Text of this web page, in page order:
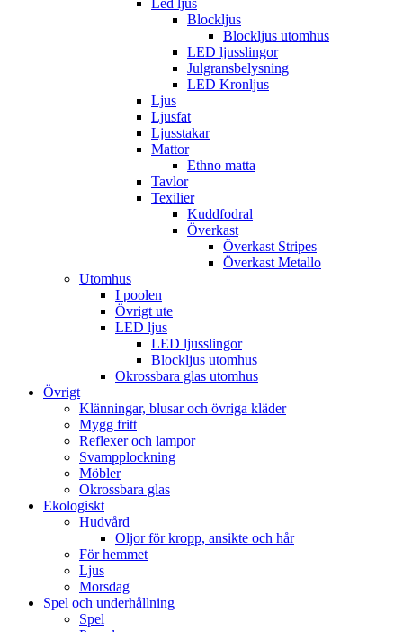
Led ljus
Blockljus
Blockljus utomhus
LED ljusslingor
Julgransbelysning
LED Kronljus
Ljus
Ljusfat
Ljusstakar
Mattor
Ethno matta
Tavlor
Texilier
Kuddfodral
Överkast
Överkast Stripes
Överkast Metallo
Utomhus
I poolen
Övrigt ute
LED ljus
LED ljusslingor
Blockljus utomhus
Okrossbara glas utomhus
Övrigt
Klänningar, blusar och övriga kläder
Mygg fritt
Reflexer och lampor
Svampplockning
Möbler
Okrossbara glas
Ekologiskt
Hudvård
Oljor för kropp, ansikte och hår
För hemmet
Ljus
Morsdag
Spel och underhållning
Spel